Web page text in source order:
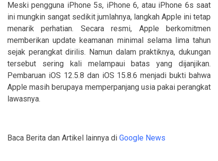
Meski pengguna iPhone 5s, iPhone 6, atau iPhone 6s saat
ini mungkin sangat sedikit jumlahnya, langkah Apple ini tetap
menarik perhatian. Secara resmi, Apple berkomitmen
memberikan update keamanan minimal selama lima tahun
sejak perangkat dirilis. Namun dalam praktiknya, dukungan
tersebut sering kali melampaui batas yang dijanjikan.
Pembaruan iOS 12.5.8 dan iOS 15.8.6 menjadi bukti bahwa
Apple masih berupaya memperpanjang usia pakai perangkat
lawasnya.
Baca Berita dan Artikel lainnya di Google News